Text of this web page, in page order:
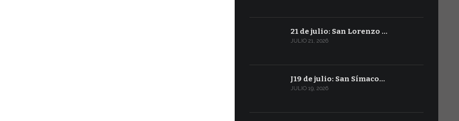
21 de julio: San Lorenzo …
JULIO 21, 2026
J19 de julio: San Símaco…
JULIO 19, 2026